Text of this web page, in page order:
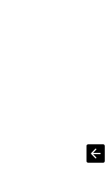
arrow_back